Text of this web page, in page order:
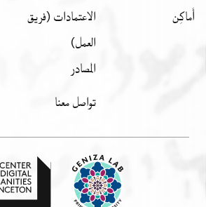
أَماكِن
الاعتمادات (فريق
العمل)
المصادر
تواصل معنا